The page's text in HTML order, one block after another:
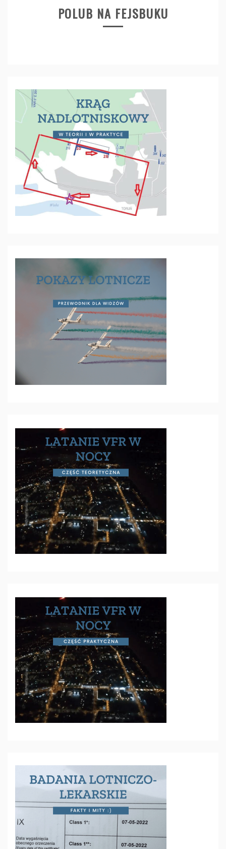
POLUB NA FEJSBUKU